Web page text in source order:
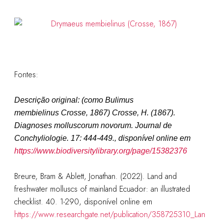
Fontes:
Descrição original: (como Bulimus
membielinus Crosse, 1867) Crosse, H. (1867).
Diagnoses molluscorum novorum. Journal de
Conchyliologie. 17: 444-449., disponível online em
https://www.biodiversitylibrary.org/page/15382376
Breure, Bram & Ablett, Jonathan. (2022). Land and
freshwater molluscs of mainland Ecuador: an illustrated
checklist. 40. 1-290, disponível online em
https://www.researchgate.net/publication/358725310_Lan